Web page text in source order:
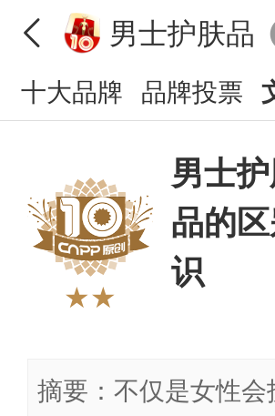
男士护肤品
十大品牌 品牌投票
★★
男士
品的
识
摘要：不仅是女性